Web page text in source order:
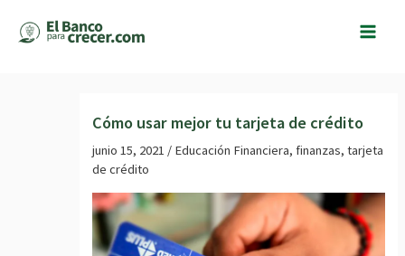
Cómo usar mejor tu tarjeta de crédito
junio 15, 2021 / Educación Financiera,finanzas,tarjeta
de crédito